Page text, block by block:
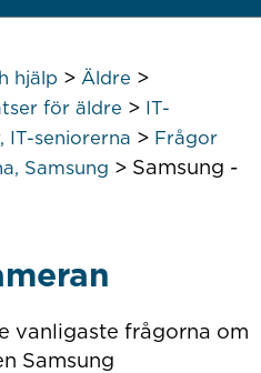
hjälp > Äldre >
för äldre > IT-
IT-seniorerna > Frågor
Samsung > Samsung -
vanligaste frågorna om
Samsung